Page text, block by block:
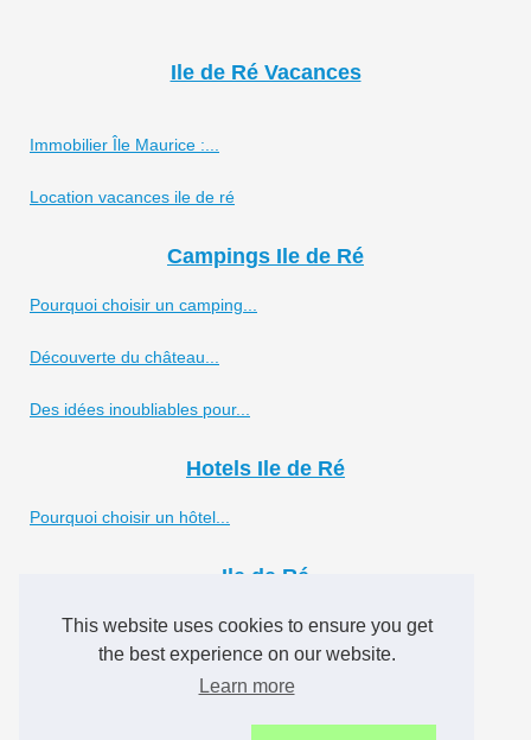
This website uses cookies to ensure you get
the best experience on our website.
Learn more
Ile de Ré Vacances
Immobilier Île Maurice :...
Location vacances ile de ré
Campings Ile de Ré
Pourquoi choisir un camping...
Découverte du château...
Des idées inoubliables pour...
Hotels Ile de Ré
Pourquoi choisir un hôtel...
Ile de Ré
Que visiter à la rochelle ?
Yoga, détente et océan :...
Camping en charente maritime...